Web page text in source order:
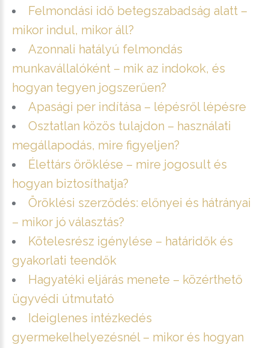
Felmondási idő betegszabadság alatt –
mikor indul, mikor áll?
Azonnali hatályú felmondás
munkavállalóként – mik az indokok, és
hogyan tegyen jogszerűen?
Apasági per indítása – lépésről lépésre
Osztatlan közös tulajdon – használati
megállapodás, mire figyeljen?
Élettárs öröklése – mire jogosult és
hogyan biztosíthatja?
Öröklési szerződés: előnyei és hátrányai
– mikor jó választás?
Kötelesrész igénylése – határidők és
gyakorlati teendők
Hagyatéki eljárás menete – közérthető
ügyvédi útmutató
Ideiglenes intézkedés
gyermekelhelyezésnél – mikor és hogyan